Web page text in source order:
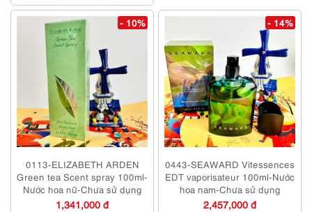
- 10%
0113-ELIZABETH ARDEN
Green tea Scent spray 100ml-
Nước hoa nữ-Chưa sử dụng
1,341,000 đ
- 14%
0443-SEAWARD Vitessences
EDT vaporisateur 100ml-Nước
hoa nam-Chưa sử dụng
2,457,000 đ